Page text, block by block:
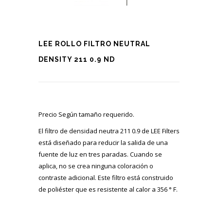
LEE ROLLO FILTRO NEUTRAL
DENSITY 211 0.9 ND
Precio Según tamaño requerido.
El filtro de densidad neutra 211 0.9 de LEE Filters
está diseñado para reducir la salida de una
fuente de luz en tres paradas. Cuando se
aplica, no se crea ninguna coloración o
contraste adicional. Este filtro está construido
de poliéster que es resistente al calor a 356 ° F.